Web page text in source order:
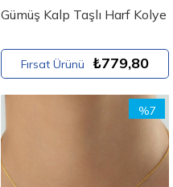
Gümüş Kalp Taşlı Harf Kolye
Fırsat Ürünü ₺779,80
%7